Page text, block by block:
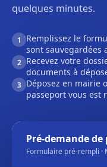
quelques minutes.
1
Remplissez le
sont sauvegardées
2 Recevez votre
documents à
3 Déposez en
passeport vous est
Pré-demande
Formulaire pré-rempli ·